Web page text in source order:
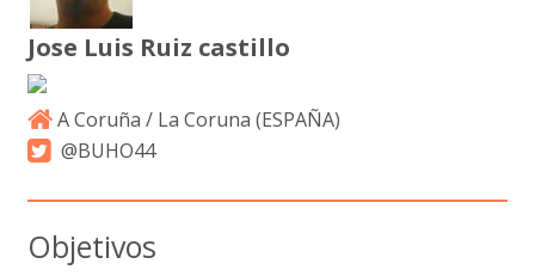
Jose Luis Ruiz castillo
A Coruña / La Coruna (ESPAÑA)
@BUHO44
Objetivos